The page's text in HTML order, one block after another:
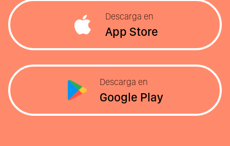
Descarga en
App Store
Descarga en
Google Play